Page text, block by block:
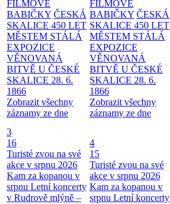
FILMOVÉ
BABIČKY ČESKÁ
SKALICE 450 LET
MĚSTEM STÁLÁ
EXPOZICE
VĚNOVANÁ
BITVĚ U ČESKÉ
SKALICE 28. 6.
1866
Zobrazit všechny
záznamy ze dne
FILMOVÉ
BABIČKY ČESKÁ
SKALICE 450 LET
MĚSTEM STÁLÁ
EXPOZICE
VĚNOVANÁ
BITVĚ U ČESKÉ
SKALICE 28. 6.
1866
Zobrazit všechny
záznamy ze dne
3
16
Turisté zvou na své
akce v srpnu 2026
Kam za kopanou v
srpnu Letní koncerty
v Rudrově mlýně –
4
15
Turisté zvou na své
akce v srpnu 2026
Kam za kopanou v
srpnu Letní koncerty